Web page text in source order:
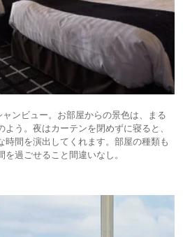
ンビュー。お部屋からの景色は、まる
う。夜はカーテンを閉めずに寝ると、
時間を演出してくれます。部屋の種類も
過ごせること間違いなし。